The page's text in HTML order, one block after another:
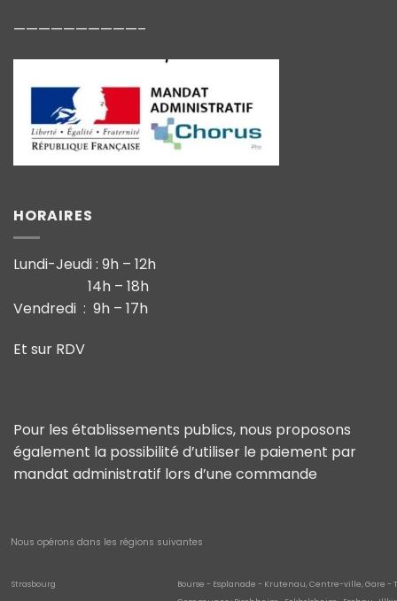
——————————–
HORAIRES
Lundi-Jeudi : 9h – 12h
14h – 18h
Vendredi : 9h – 17h
Et sur RDV
Pour les établissements publics, nous proposons
également la possibilité d’utiliser le paiement par
mandat administratif lors d’une commande
Nous opérons dans les régions suivantes
Strasbourg
Bourse - Esplanade - Krutenau, Centre-ville, Gare -